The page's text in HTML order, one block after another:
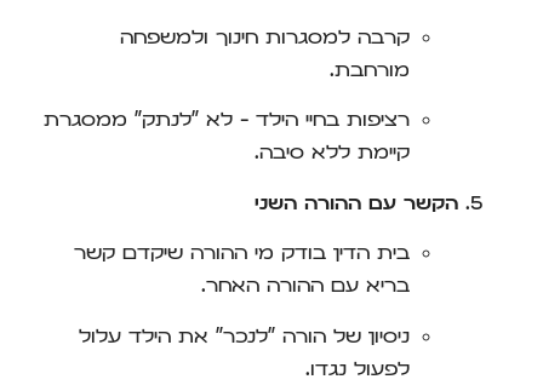
קרבה למסגרות חינוך ולמשפחה
מורחבת.
רציפות בחיי הילד – לא "לנתק" ממסגרת
קיימת ללא סיבה.
הקשר עם ההורה השני
בית הדין בודק מי ההורה שיקדם קשר
בריא עם ההורה האחר.
ניסיון של הורה "לנכר" את הילד עלול
לפעול נגדו.